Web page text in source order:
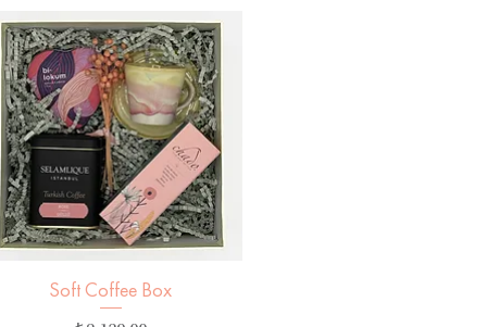
Hızlı Bakış
Soft Coffee Box